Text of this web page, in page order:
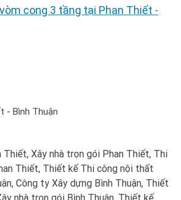
cong 3 tầng tại Phan Thiết -
- Bình Thuận